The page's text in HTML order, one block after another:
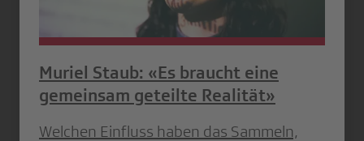
Muriel Staub: «Es braucht eine
gemeinsam geteilte Realität»
Welchen Einfluss haben das Sammeln,